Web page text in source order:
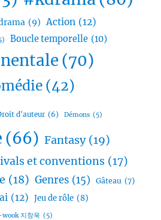
(9) Action (12)
Boucle temporelle (10)
(70)
(42)
d'auteur (6) Démons (5)
(66) Fantasy (19)
et conventions (17)
(18) Genres (15) Gâteau (7)
(12) Jeu de rôle (8)
지창욱 (5)